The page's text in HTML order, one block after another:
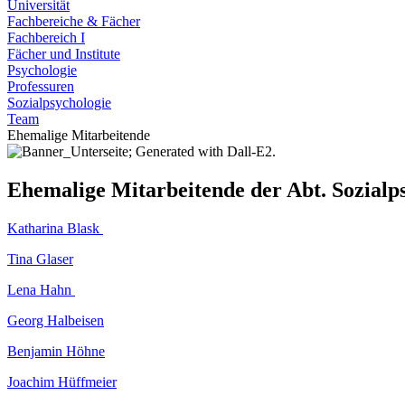
Universität
Fachbereiche & Fächer
Fachbereich I
Fächer und Institute
Psychologie
Professuren
Sozialpsychologie
Team
Ehemalige Mitarbeitende
Ehemalige Mitarbeitende der Abt.
Katharina Blask
Tina Glaser
Lena Hahn
Georg Halbeisen
Benjamin Höhne
Joachim Hüffmeier